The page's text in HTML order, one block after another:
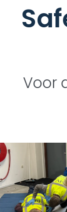
Voor